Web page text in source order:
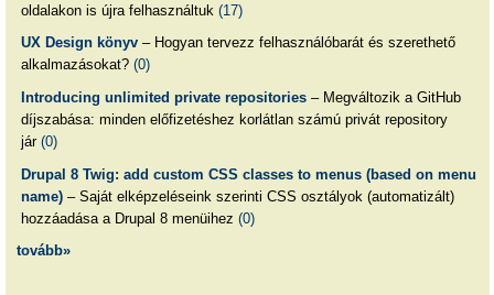
oldalakon is újra felhasználtuk (17)
UX Design könyv– Hogyan tervezz felhasználóbarát és szerethető
alkalmazásokat? (0)
Introducing unlimited private repositories– Megváltozik a GitHub
díjszabása: minden előfizetéshez korlátlan számú privát repository
jár (0)
Drupal 8 Twig: add custom CSS classes to menus (based on menu
name)– Saját elképzeléseink szerinti CSS osztályok (automatizált)
hozzáadása a Drupal 8 menüihez (0)
tovább»